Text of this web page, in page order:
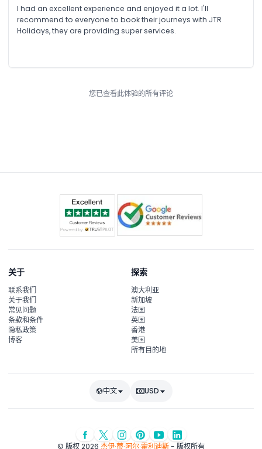
I had an excellent experience and enjoyed it a lot. I'll
recommend to everyone to book their journeys with JTR
Holidays, they are providing super services.
您已查看此体验的所有评论
关于
联系我们
关于我们
常见问题
条款和条件
隐私政策
博客
探索
澳大利亚
新加坡
法国
英国
香港
美国
所有目的地
中文 USD
© 版权 2026 杰伊·蒂·阿尔·霍利迪斯- 版权所有